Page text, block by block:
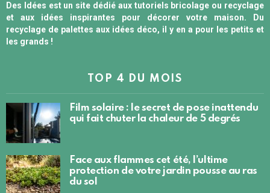
Des Idées est un site dédié aux tutoriels bricolage ou recyclage
et aux idées inspirantes pour décorer votre maison. Du
recyclage de palettes aux idées déco, il y en a pour les petits et
les grands !
TOP 4 DU MOIS
Film solaire : le secret de pose inattendu
qui fait chuter la chaleur de 5 degrés
Face aux flammes cet été, l’ultime
protection de votre jardin pousse au ras
du sol